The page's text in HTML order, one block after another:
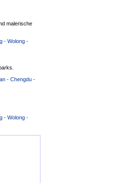
malerische
- Wolong -
- Chengdu -
- Wolong -